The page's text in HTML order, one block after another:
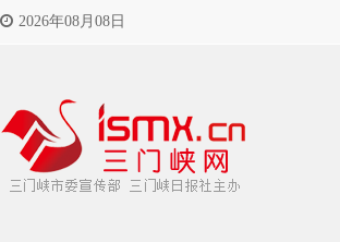
2026年08月08日